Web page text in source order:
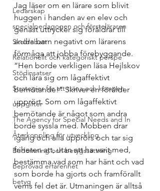
Ledarskap
specialpedagogen och försteläraren
Skoldebatt
Relationellt och kategoriskt perspe
Stödinsatser
Strategier för att träna och kompen
uppgifter
The Agency for Special Needs and In
Återkoppling för utveckling
Bedömning och betygssättning
Beprövad erfarenhet
betyg
Jag läser om en lärare som blivit
huggen i handen av en elev och
genast uttrycker sig föräldrar till
andra barn negativt om lärarens
förmåga att jobba förebyggande.
“Hen borde verkligen läsa Hejlskov
och lära sig om lågaffektivt
bemötande!” Skriver en förälder
upprört. Som om lågaffektivt
bemötande är något som andra
borde syssla med. Mobben drar
igång och alla upprörs och tar sig
friheten att, utan att ha varit med,
bestämma vad som har hänt och vad
som borde ha gjorts och framförallt
vems fel det är. Utmaningen är alltså